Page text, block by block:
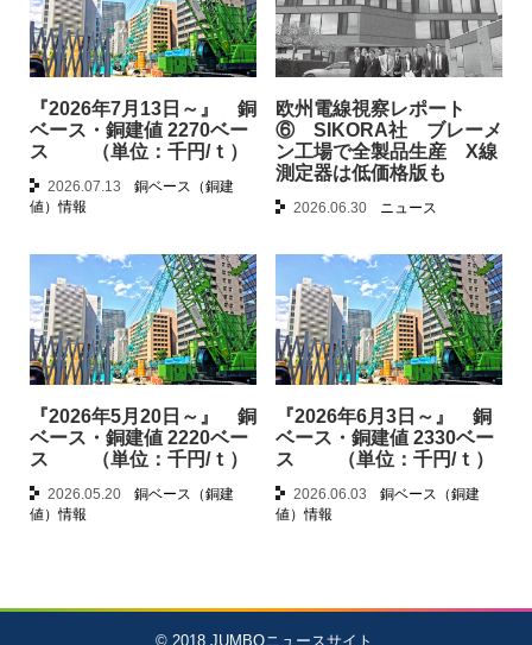
『2026年7月13日～』 銅
ベース・銅建値 2270ベー
ス （単位：千円/ｔ）
2026.07.13
銅ベース（銅建
値）情報
欧州電線視察レポート
⑥ SIKORA社 ブレーメ
ン工場で全製品生産 X線
測定器は低価格版も
2026.06.30 ニュース
『2026年5月20日～』 銅
ベース・銅建値 2220ベー
ス （単位：千円/ｔ）
2026.05.20
銅ベース（銅建
値）情報
『2026年6月3日～』 銅
ベース・銅建値 2330ベー
ス （単位：千円/ｔ）
2026.06.03
銅ベース（銅建
値）情報
© 2018 JUMBOニュースサイト